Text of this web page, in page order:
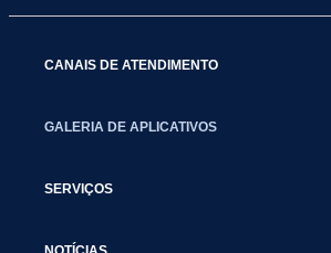
CANAIS DE ATENDIMENTO
GALERIA DE APLICATIVOS
SERVIÇOS